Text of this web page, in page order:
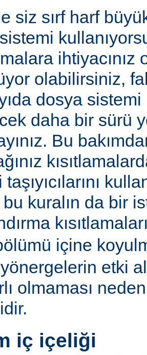
siz sırf harf
ihtiyacınız
olabilirsiniz,
dosya
daha bir sürü
Bu
kuralın da bir
içine
etki
olmaması
iç içeliği